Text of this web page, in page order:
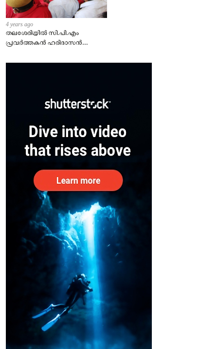
4 years ago
തലശേരിയില്‍ സി.പി.എം
പ്രവര്‍ത്തകന്‍ ഹരിദാസന്‍
ഏഴ്പേര്‍ പിടിയില്‍.